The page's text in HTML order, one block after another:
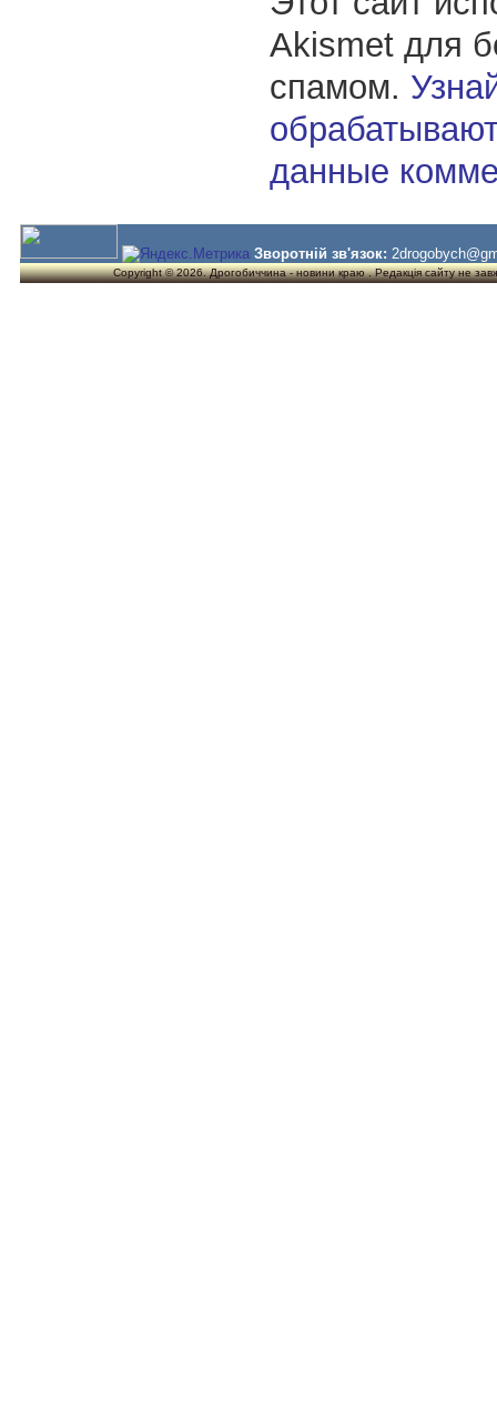
Akismet для
спамом.
данные
Зворотній зв'язок:
Copyright © 2026. Дрогобиччина - новини краю . Редакція сайту не